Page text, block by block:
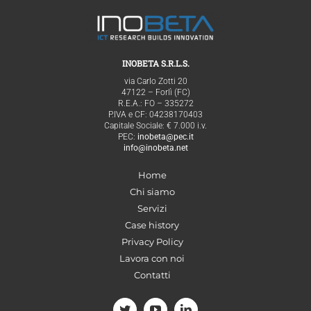
INOBETA S.R.L.S.
via Carlo Zotti 20
47122 – Forlì (FC)
R.E.A.: FO – 335272
P.IVA e CF: 04238170403
Capitale Sociale: € 7.000 i.v.
PEC: inobeta@pec.it
info@inobeta.net
Home
Chi siamo
Servizi
Case history
Privacy Policy
Lavora con noi
Contatti